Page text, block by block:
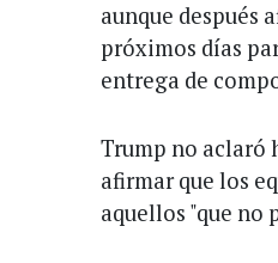
aunque después
próximos días
entrega de
Trump no aclaró
afirmar que los
aquellos "que no